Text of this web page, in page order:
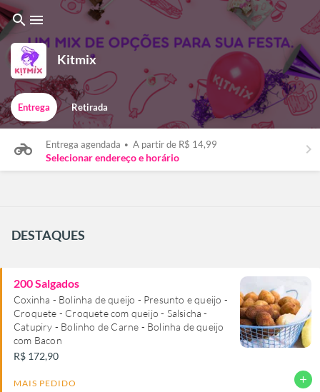
search menu
Kitmix
Entrega Retirada
Entrega agendada • A partir de R$ 14,99
Selecionar endereço e horário keyboard_arrow_right
DESTAQUES
200 Salgados
Coxinha - Bolinha de queijo - Presunto e queijo -
Croquete - Croquete com queijo - Salsicha -
Catupiry - Bolinho de Carne - Bolinha de queijo
com Bacon
R$ 172,90
add
MAIS PEDIDO